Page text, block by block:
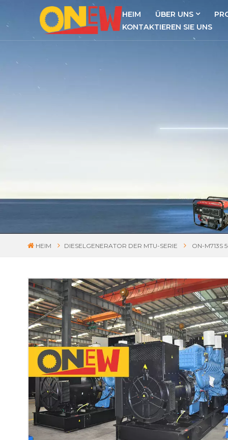
HEIM ÜBER UNS
KONTAKTIEREN SIE UNS
HEIM DIESELGENERATOR DER MTU-SERIE ON-M713S